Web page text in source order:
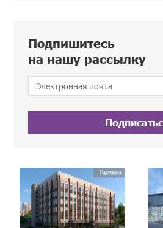
Подпишитесь
на нашу рассылку